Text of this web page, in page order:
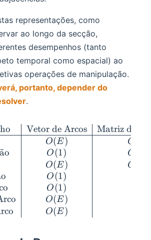
representações, como
ao longo da secção,
desempenhos (tanto
temporal como espacial) ao
operações de manipulação.
portanto, depender do
.
\begin{array}{ c| c| c |c
a
˜o
o
Vetor de Arcos
O(E)
O(1)
O(E)
O(1)
O(1)
O(E)
O(E)
Matriz de
O
O
O